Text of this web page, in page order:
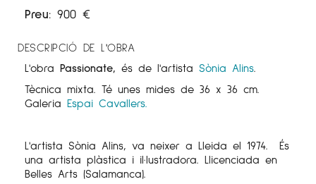
Preu: 900 €
DESCRIPCIÓ DE L'OBRA
L'obra Passionate, és de l'artista Sònia Alins.
Tècnica mixta. Té unes mides de 36 x 36 cm.
Galeria Espai Cavallers.
L'artista Sònia Alins, va neixer a Lleida el 1974. És
una artista plàstica i il·lustradora. Llicenciada en
Belles Arts (Salamanca).